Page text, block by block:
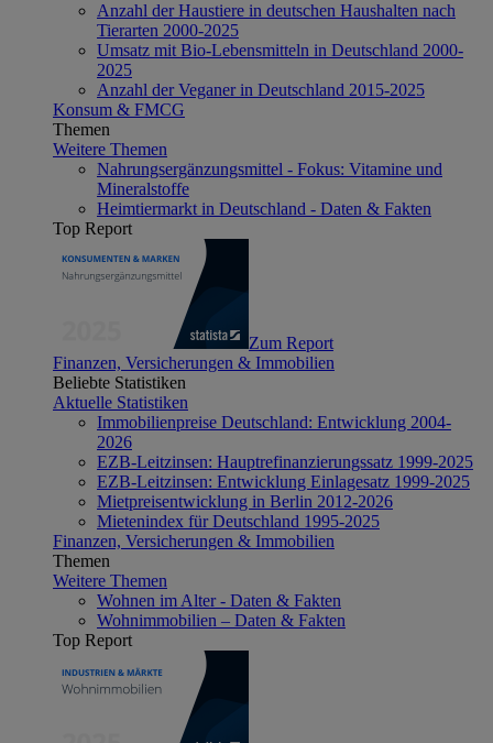
Anzahl der Haustiere in deutschen Haushalten nach
Tierarten 2000-2025
Umsatz mit Bio-Lebensmitteln in Deutschland 2000-
2025
Anzahl der Veganer in Deutschland 2015-2025
Konsum & FMCG
Themen
Weitere Themen
Nahrungsergänzungsmittel - Fokus: Vitamine und
Mineralstoffe
Heimtiermarkt in Deutschland - Daten & Fakten
Top Report
Zum Report
Finanzen, Versicherungen & Immobilien
Beliebte Statistiken
Aktuelle Statistiken
Immobilienpreise Deutschland: Entwicklung 2004-
2026
EZB-Leitzinsen: Hauptrefinanzierungssatz 1999-2025
EZB-Leitzinsen: Entwicklung Einlagesatz 1999-2025
Mietpreisentwicklung in Berlin 2012-2026
Mietenindex für Deutschland 1995-2025
Finanzen, Versicherungen & Immobilien
Themen
Weitere Themen
Wohnen im Alter - Daten & Fakten
Wohnimmobilien – Daten & Fakten
Top Report